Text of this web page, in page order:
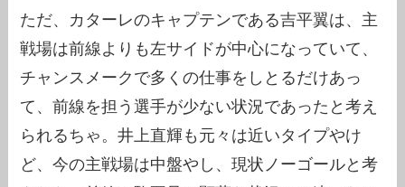
ただ、カターレのキャプテンである吉平翼は、主
戦場は前線よりも左サイドが中心になっていて、
チャンスメークで多くの仕事をしとるだけあっ
て、前線を担う選手が少ない状況であったと考え
られるちゃ。井上直輝も元々は近いタイプやけ
ど、今の主戦場は中盤やし、現状ノーゴールと考